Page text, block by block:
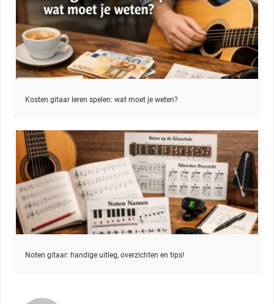
Kosten gitaar leren spelen: wat moet je weten?
Noten gitaar: handige uitleg, overzichten en tips!